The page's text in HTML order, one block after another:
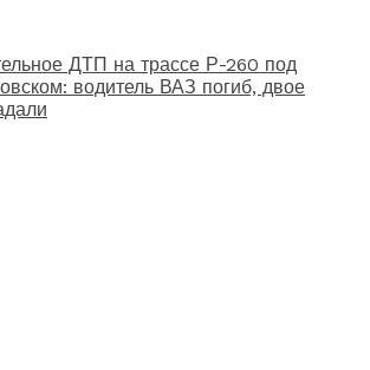
ДТП на трассе Р-260 под
водитель ВАЗ погиб, двое